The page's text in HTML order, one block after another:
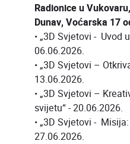
Radionice u
Dunav, Voćarska 17
• „3D Svjetovi - Uvod
06.06.2026.
• „3D Svjetovi –
13.06.2026.
• „3D Svjetovi –
svijetu“ - 20.06.2026.
• „3D Svjetovi -
27.06.2026.